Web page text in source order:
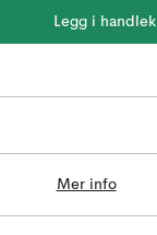
Legg i
Mer info